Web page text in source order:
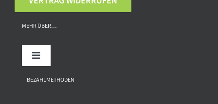
MEHR ÜBER…
Toggle
Über uns
BEZAHLMETHODEN